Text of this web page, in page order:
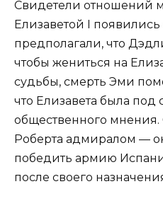
Свидетели отношений
Елизаветой I
предполагали, что
чтобы жениться на
судьбы, смерть Эми
что Елизавета была
общественного мнения.
Роберта адмиралом —
победить армию
после своего